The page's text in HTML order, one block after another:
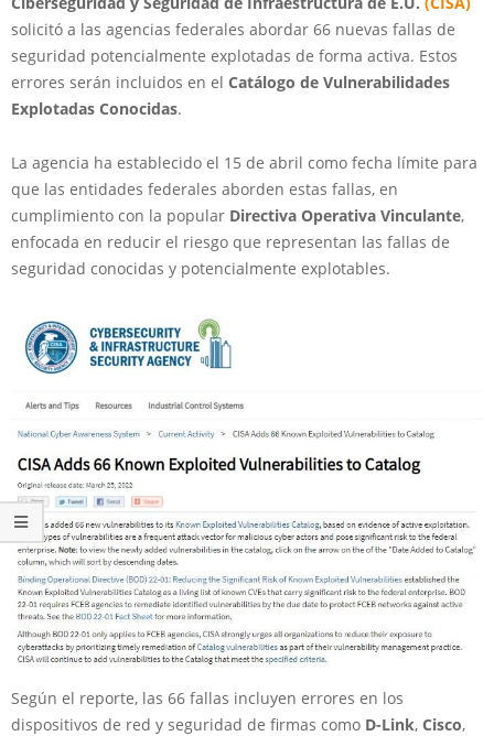
solicitó a las agencias federales abordar 66 nuevas fallas de
seguridad potencialmente explotadas de forma activa. Estos
errores serán incluidos en el Catálogo de Vulnerabilidades
Explotadas Conocidas.
La agencia ha establecido el 15 de abril como fecha límite para
que las entidades federales aborden estas fallas, en
cumplimiento con la popular Directiva Operativa Vinculante,
enfocada en reducir el riesgo que representan las fallas de
seguridad conocidas y potencialmente explotables.
Según el reporte, las 66 fallas incluyen errores en los
dispositivos de red y seguridad de firmas como D-Link, Cisco,